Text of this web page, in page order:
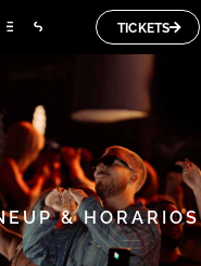
TICKETS
& HORARIOS